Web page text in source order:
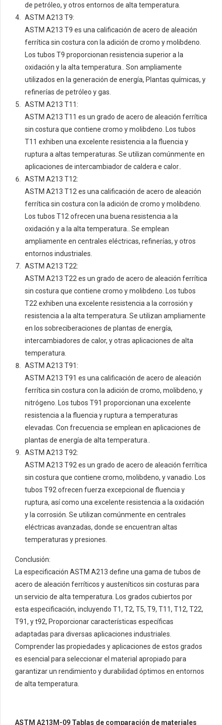
de petróleo, y otros entornos de alta temperatura.
ASTM A213 T9:
ASTM A213 T9 es una calificación de acero de aleación
ferrítica sin costura con la adición de cromo y molibdeno.
Los tubos T9 proporcionan resistencia superior a la
oxidación y la alta temperatura.. Son ampliamente
utilizados en la generación de energía, Plantas químicas, y
refinerías de petróleo y gas.
ASTM A213 T11:
ASTM A213 T11 es un grado de acero de aleación ferrítica
sin costura que contiene cromo y molibdeno. Los tubos
T11 exhiben una excelente resistencia a la fluencia y
ruptura a altas temperaturas. Se utilizan comúnmente en
aplicaciones de intercambiador de caldera e calor..
ASTM A213 T12:
ASTM A213 T12 es una calificación de acero de aleación
ferrítica sin costura con la adición de cromo y molibdeno.
Los tubos T12 ofrecen una buena resistencia a la
oxidación y a la alta temperatura.. Se emplean
ampliamente en centrales eléctricas, refinerías, y otros
entornos industriales.
ASTM A213 T22:
ASTM A213 T22 es un grado de acero de aleación ferrítica
sin costura que contiene cromo y molibdeno. Los tubos
T22 exhiben una excelente resistencia a la corrosión y
resistencia a la alta temperatura. Se utilizan ampliamente
en los sobreciberaciones de plantas de energía,
intercambiadores de calor, y otras aplicaciones de alta
temperatura.
ASTM A213 T91:
ASTM A213 T91 es una calificación de acero de aleación
ferrítica sin costura con la adición de cromo, molibdeno, y
nitrógeno. Los tubos T91 proporcionan una excelente
resistencia a la fluencia y ruptura a temperaturas
elevadas. Con frecuencia se emplean en aplicaciones de
plantas de energía de alta temperatura..
ASTM A213 T92:
ASTM A213 T92 es un grado de acero de aleación ferrítica
sin costura que contiene cromo, molibdeno, y vanadio. Los
tubos T92 ofrecen fuerza excepcional de fluencia y
ruptura, así como una excelente resistencia a la oxidación
y la corrosión. Se utilizan comúnmente en centrales
eléctricas avanzadas, donde se encuentran altas
temperaturas y presiones.
Conclusión:
La especificación ASTM A213 define una gama de tubos de
acero de aleación ferríticos y austeníticos sin costuras para
un servicio de alta temperatura. Los grados cubiertos por
esta especificación, incluyendo T1, T2, T5, T9, T11, T12, T22,
T91, y t92, Proporcionar características específicas
adaptadas para diversas aplicaciones industriales.
Comprender las propiedades y aplicaciones de estos grados
es esencial para seleccionar el material apropiado para
garantizar un rendimiento y durabilidad óptimos en entornos
de alta temperatura.
ASTM A213M-09 Tablas de comparación de materiales